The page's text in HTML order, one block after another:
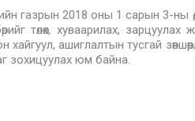
газрын 2018 оны 1 сарын 3-ны
төлөх, хуваарилах,
хайгуул, ашиглалтын тусгай
зохицуулах юм байна.